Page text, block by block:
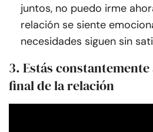
juntos, no puedo irme
relación se siente
necesidades siguen sin
3. Estás
final de la relación